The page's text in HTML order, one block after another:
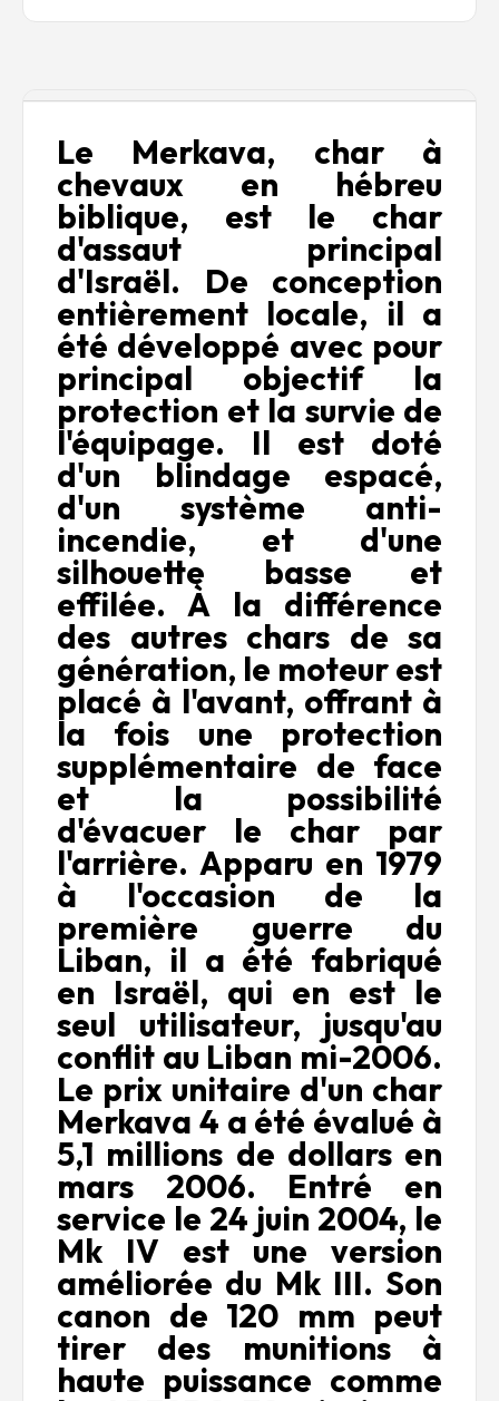
Le Merkava, char à
chevaux en hébreu
biblique, est le char
d'assaut principal
d'Israël. De conception
entièrement locale, il a
été développé avec pour
principal objectif la
protection et la survie de
l'équipage. Il est doté
d'un blindage espacé,
d'un système anti-
incendie, et d'une
silhouette basse et
effilée. À la différence
des autres chars de sa
génération, le moteur est
placé à l'avant, offrant à
la fois une protection
supplémentaire de face
et la possibilité
d'évacuer le char par
l'arrière. Apparu en 1979
à l'occasion de la
première guerre du
Liban, il a été fabriqué
en Israël, qui en est le
seul utilisateur, jusqu'au
conflit au Liban mi-2006.
Le prix unitaire d'un char
Merkava 4 a été évalué à
5,1 millions de dollars en
mars 2006. Entré en
service le 24 juin 2004, le
Mk IV est une version
améliorée du Mk III. Son
canon de 120 mm peut
tirer des munitions à
haute puissance comme